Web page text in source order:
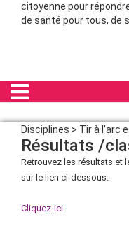
citoyenne pour
de santé pour tous, de
Disciplines > Tir à l'arc
Résultats /
Retrouvez les résultats et
sur le lien ci-dessous.
Cliquez-ici